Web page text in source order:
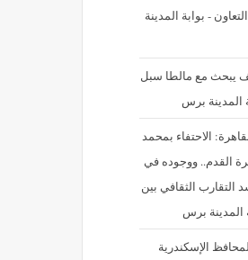
- بوابة المدينة
يبحث مع مالطا سبل
المدينة برس
الاحتفاء بمحمد
القدم.. ووجوده في
التقارب الثقافي بين
المدينة برس
الإسكندرية